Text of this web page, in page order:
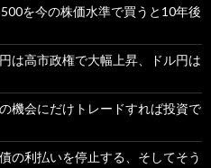
を今の株価水準で買うと10年後
は高市政権で大幅上昇、ドル円は
機会にだけトレードすれば投資で
の利払いを停止する、そしてそう